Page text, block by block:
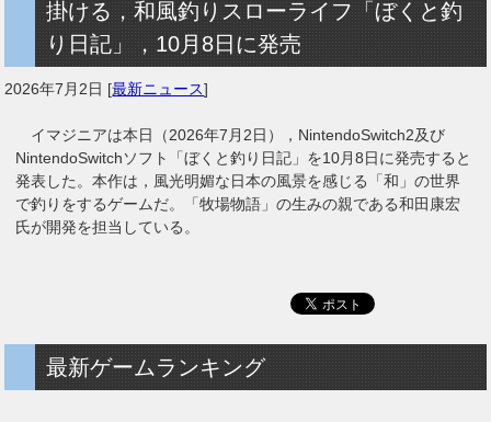
掛ける，和風釣りスローライフ「ぼくと釣
り日記」，10月8日に発売
2026年7月2日 [最新ニュース]
イマジニアは本日（2026年7月2日），NintendoSwitch2及び
NintendoSwitchソフト「ぼくと釣り日記」を10月8日に発売すると
発表した。本作は，風光明媚な日本の風景を感じる「和」の世界
で釣りをするゲームだ。「牧場物語」の生みの親である和田康宏
氏が開発を担当している。
最新ゲームランキング